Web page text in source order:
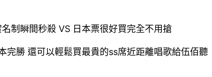
制瞬間秒殺 VS 日本票很好買完全不用搶
完勝 還可以輕鬆買最貴的ss席近距離唱歌給伍佰聽